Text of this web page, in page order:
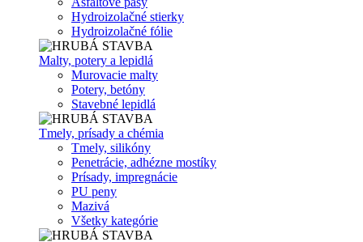
Hydroizolačné stierky
Hydroizolačné fólie
Malty, potery a lepidlá
Murovacie malty
Potery, betóny
Stavebné lepidlá
Tmely, prísady a chémia
Tmely, silikóny
Penetrácie, adhézne mostíky
Prísady, impregnácie
PU peny
Mazivá
Všetky kategórie